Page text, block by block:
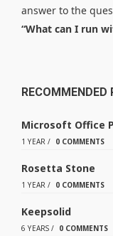
answer to the
“What can I run
RECOMMENDED
Microsoft Office
1 YEAR / 0 COMMENTS
Rosetta Stone
1 YEAR / 0 COMMENTS
Keepsolid
6 YEARS / 0 COMMENTS